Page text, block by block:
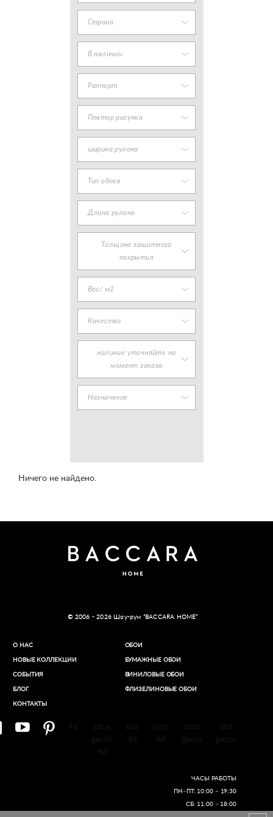
Страна
В наличии
Раппорт
Повтор рисунка
ширина рулона
Тип обоев
Длина рулона
Толщина защитного
покрытия
Вес/ м2
Качество
наличие уточняйте на
момент заказа
Назначение
Ничего не найдено.
© 2006 - 2026 Шоу-рум “BACCARA HOME”
О НАС
НОВЫЕ КОЛЛЕКЦИИ
СОБЫТИЯ
БЛОГ
КОНТАКТЫ
ОБОИ
БУМАЖНЫЕ ОБОИ
ВИНИЛОВЫЕ ОБОИ​
ФЛИЗЕЛИНОВЫЕ ОБОИ
ЧАСЫ РАБОТЫ
ПН–ПТ: 10:00 – 19:30
СБ: 11:00 – 18:00